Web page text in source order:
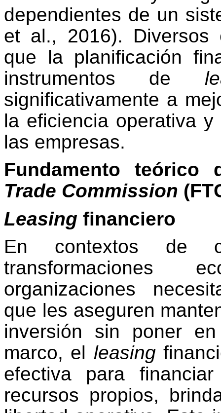
dependientes de un
et al., 2016). Diversos
que la planificación
instrumentos de
significativamente a
la eficiencia operativa
las empresas.
Fundamento
Trade Commission (
Leasing financiero
En contextos de
transformaciones
organizaciones
que les aseguren
inversión sin poner
marco, el leasing
efectiva para
recursos propios,